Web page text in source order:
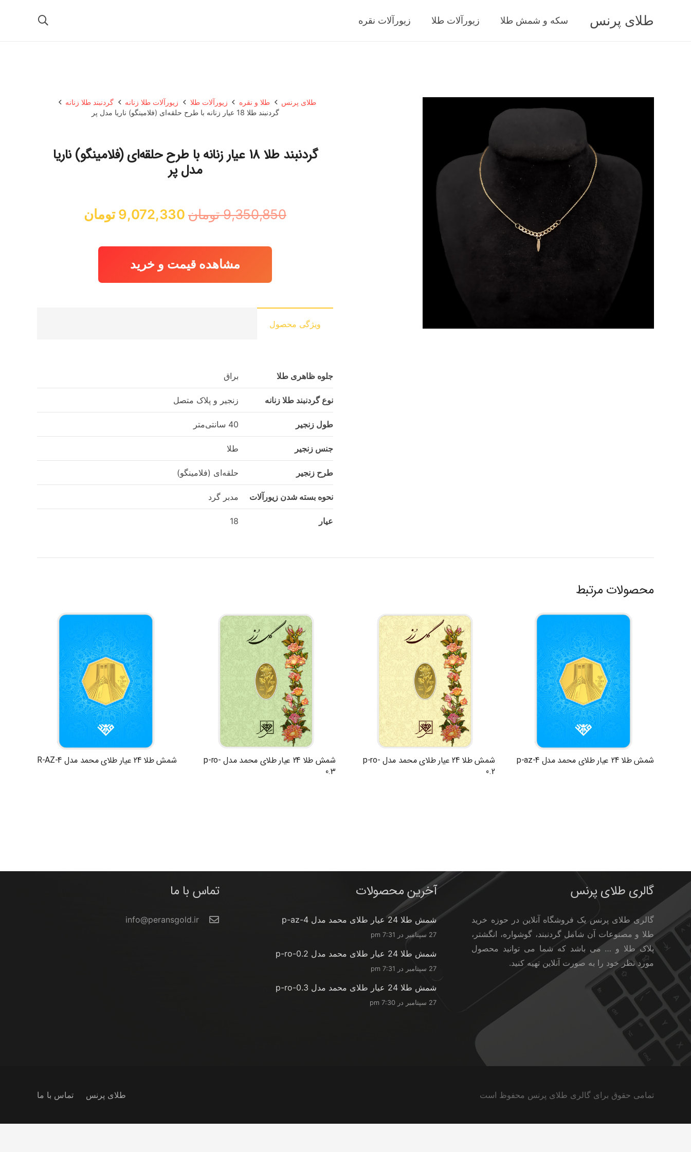
طلای پرنس سکه و شمش طلا زیورآلات طلا زیورآلات نقره
طلای پرنس طلا و نقره زیورآلات طلا زیورآلات طلا زنانه
گردنبند طلا زنانه
گردنبند طلا 18 عیار زنانه با طرح حلقه‌ای (فلامینگو) ناریا مدل پر
گردنبند طلا 18 عیار زنانه با طرح حلقه‌ای (فلامینگو) ناریا
مدل پر
9,350,850 تومان قیمت
9,350,850 تومان
9,072,330 تومان
مشاهده قیمت و خرید
ویژگی محصول
جلوه ظاهری طلا براق
نوع گردنبند طلا زنانه زنجیر و پلاک متصل
طول زنجیر 40 سانتی‌متر
جنس زنجیر طلا
طرح زنجیر حلقه‌ای (فلامینگو)
نحوه بسته شدن زیورآلات مدبر گرد
عیار 18
محصولات مرتبط
شمش طلا 24 عیار طلای محمد مدل p-az-4
شمش طلا 24 عیار طلای محمد مدل p-ro-
0.2
شمش طلا 24 عیار طلای محمد مدل p-ro-
0.3
شمش طلا 24 عیار طلای محمد مدل R-AZ-4
گالری طلای پرنس
گالری طلای پرنس یک فروشگاه آنلاین در حوزه خرید
طلا و مصنوعات آن شامل گردنبند، گوشواره، انگشتر،
پلاک طلا و … می باشد که شما می توانید محصول
مورد نظر خود را به صورت آنلاین تهیه کنید.
آخرین محصولات
شمش طلا 24 عیار طلای محمد مدل p-az-4
27 سپتامبر در 7:31 pm
شمش طلا 24 عیار طلای محمد مدل p-ro-0.2
27 سپتامبر در 7:31 pm
شمش طلا 24 عیار طلای محمد مدل p-ro-0.3
27 سپتامبر در 7:30 pm
تماس با ما
info@peransgold.ir
تمامی حقوق برای گالری طلای پرنس محفوظ است طلای پرنس تماس با ما